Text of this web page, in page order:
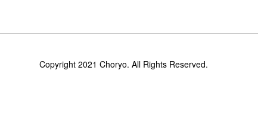
Copyright 2021 Choryo. All Rights Reserved.